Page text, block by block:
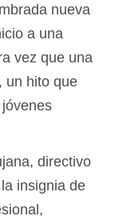
nueva
a una
vez que una
un hito que
directivo
insignia de